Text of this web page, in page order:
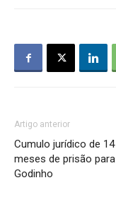
Artigo anterior
Cumulo jurídico de
meses de prisão
Godinho